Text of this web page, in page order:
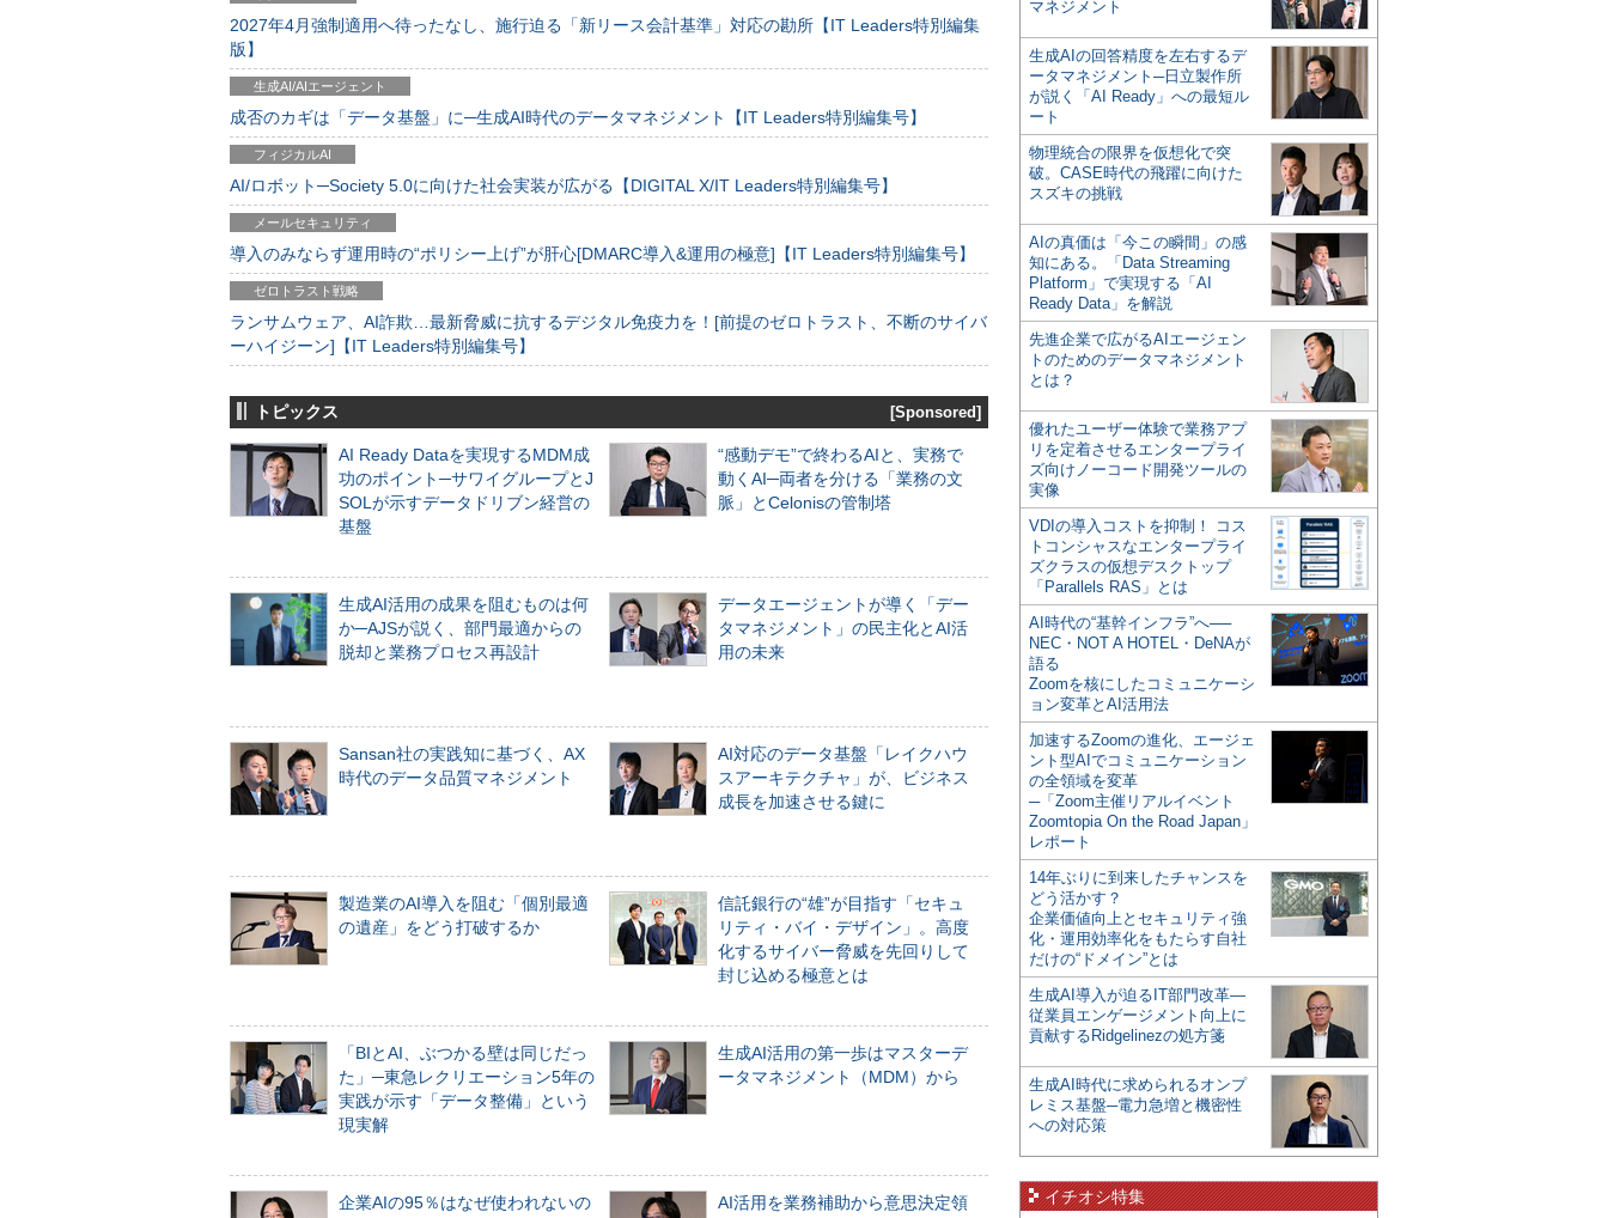
2027年4月強制適用へ待ったなし、施行迫る「新リース会計基準」対応の勘所【IT Leaders特別編集
版】
生成AI/AIエージェント
成否のカギは「データ基盤」に─生成AI時代のデータマネジメント【IT Leaders特別編集号】
フィジカルAI
AI/ロボット─Society 5.0に向けた社会実装が広がる【DIGITAL X/IT Leaders特別編集号】
メールセキュリティ
導入のみならず運用時の“ポリシー上げ”が肝心[DMARC導入&運用の極意]【IT Leaders特別編集号】
ゼロトラスト戦略
ランサムウェア、AI詐欺…最新脅威に抗するデジタル免疫力を！[前提のゼロトラスト、不断のサイバ
ーハイジーン]【IT Leaders特別編集号】
トピックス [Sponsored]
AI Ready Dataを実現するMDM成
功のポイント─サワイグループとJ
SOLが示すデータドリブン経営の
基盤
“感動デモ”で終わるAIと、実務で
動くAI─両者を分ける「業務の文
脈」とCelonisの管制塔
生成AI活用の成果を阻むものは何
か─AJSが説く、部門最適からの
脱却と業務プロセス再設計
データエージェントが導く「デー
タマネジメント」の民主化とAI活
用の未来
Sansan社の実践知に基づく、AX
時代のデータ品質マネジメント
AI対応のデータ基盤「レイクハウ
スアーキテクチャ」が、ビジネス
成長を加速させる鍵に
製造業のAI導入を阻む「個別最適
の遺産」をどう打破するか
信託銀行の“雄”が目指す「セキュ
リティ・バイ・デザイン」。高度
化するサイバー脅威を先回りして
封じ込める極意とは
「BIとAI、ぶつかる壁は同じだっ
た」─東急レクリエーション5年の
実践が示す「データ整備」という
現実解
生成AI活用の第一歩はマスターデ
ータマネジメント（MDM）から
企業AIの95％はなぜ使われないの
AI活用を業務補助から意思決定領
マネジメント
生成AIの回答精度を左右するデ
ータマネジメント─日立製作所
が説く「AI Ready」への最短ル
ート
物理統合の限界を仮想化で突
破。CASE時代の飛躍に向けた
スズキの挑戦
AIの真価は「今この瞬間」の感
知にある。「Data Streaming
Platform」で実現する「AI
Ready Data」を解説
先進企業で広がるAIエージェン
トのためのデータマネジメント
とは？
優れたユーザー体験で業務アプ
リを定着させるエンタープライ
ズ向けノーコード開発ツールの
実像
VDIの導入コストを抑制！ コス
トコンシャスなエンタープライ
ズクラスの仮想デスクトップ
「Parallels RAS」とは
AI時代の“基幹インフラ”へ──
NEC・NOT A HOTEL・DeNAが
語る
Zoomを核にしたコミュニケーシ
ョン変革とAI活用法
加速するZoomの進化、エージェ
ント型AIでコミュニケーション
の全領域を変革
─「Zoom主催リアルイベント
Zoomtopia On the Road Japan」
レポート
14年ぶりに到来したチャンスを
どう活かす？
企業価値向上とセキュリティ強
化・運用効率化をもたらす自社
だけの“ドメイン”とは
生成AI導入が迫るIT部門改革―
従業員エンゲージメント向上に
貢献するRidgelinezの処方箋
生成AI時代に求められるオンプ
レミス基盤─電力急増と機密性
への対応策
イチオシ特集